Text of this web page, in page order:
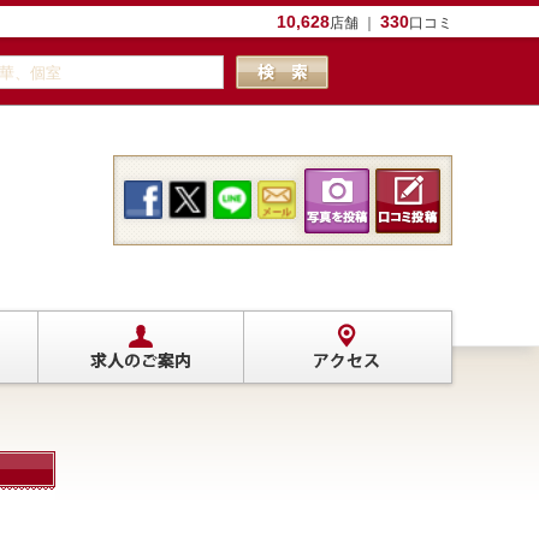
10,628店舗 ｜ 330口コミ